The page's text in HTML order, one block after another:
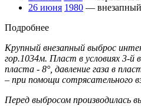
26 июня 1980 — внезапный
Подробнее
Крупный внезапный выброс
гор.1034м. Пласт в условиях 3-
пласта - 8°, давление газа в
– при помощи сотрясательного
Перед выбросом производилась